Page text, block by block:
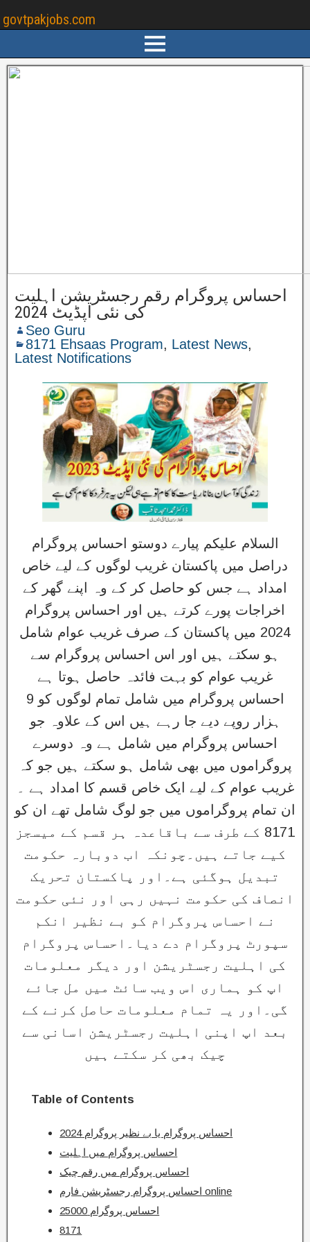
govtpakjobs.com
احساس پروگرام رقم رجسٹریشن اہلیت
کی نئی اپڈیٹ 2024
Seo Guru
8171 Ehsaas Program, Latest News,
Latest Notifications
السلام علیکم پیارے دوستو احساس پروگرام
دراصل میں پاکستان غریب لوگوں کے لیے خاص
امداد ہے جس کو حاصل کر کے وہ اپنے گھر کے
اخراجات پورے کرتے ہیں اور احساس پروگرام
2024 میں پاکستان کے صرف غریب عوام شامل
ہو سکتے ہیں اور اس احساس پروگرام سے
غریب عوام کو بہت فائدہ حاصل ہوتا ہے
احساس پروگرام میں شامل تمام لوگوں کو 9
ہزار روپے دیے جا رہے ہیں اس کے علاوہ جو
احساس پروگرام میں شامل ہے وہ دوسرے
پروگراموں میں بھی شامل ہو سکتے ہیں جو کہ
غریب عوام کے لیے ایک خاص قسم کا امداد ہے ۔
ان تمام پروگراموں میں جو لوگ شامل تھے ان کو
8171 کے طرف سے باقاعدہ ہر قسم کے میسجز
کیے جاتے ہیں۔چونکہ اب دوبارہ حکومت
تبدیل ہوگئی ہے۔اور پاکستان تحریک
انصاف کی حکومت نہیں رہی اور نئی حکومت
نے احساس پروگرام کو بے نظیر انکم
سپورٹ پروگرام دے دیا۔احساس پروگرام
کی اہلیت رجسٹریشن اور دیگر معلومات
اپ کو ہماری اس ویب سائٹ میں مل جائے
گی۔اور یہ تمام معلومات حاصل کرنے کے
بعد اپ اپنی اہلیت رجسٹریشن اسانی سے
چیک بھی کر سکتے ہیں
Table of Contents
احساس پروگرام یا بے نظیر پروگرام 2024
احساس پروگرام میں اہلیت
احساس پروگرام میں رقم چیک
احساس پروگرام رجسٹریشن فارم online
احساس پروگرام 25000
8171